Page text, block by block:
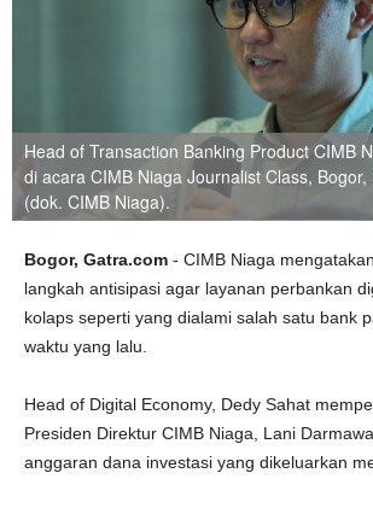
Head of Transaction Banking Product CIMB
di acara CIMB Niaga Journalist Class,
(dok. CIMB Niaga).
Bogor, Gatra.com - CIMB Niaga
langkah antisipasi agar layanan perbankan
kolaps seperti yang dialami salah satu bank
waktu yang lalu.
Head of Digital Economy, Dedy Sahat
Presiden Direktur CIMB Niaga, Lani
anggaran dana investasi yang dikeluarkan